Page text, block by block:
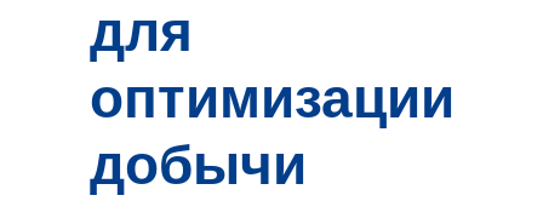
для
оптимизации
добычи